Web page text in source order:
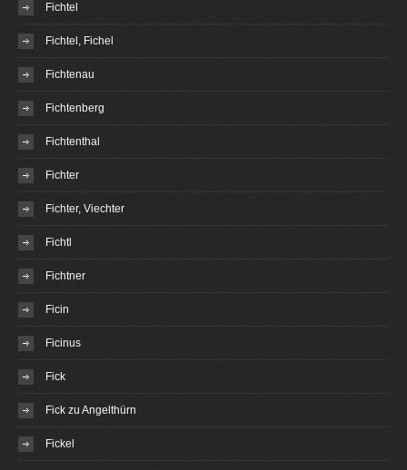
Fichtel
Fichtel, Fichel
Fichtenau
Fichtenberg
Fichtenthal
Fichter
Fichter, Viechter
Fichtl
Fichtner
Ficin
Ficinus
Fick
Fick zu Angelthürn
Fickel